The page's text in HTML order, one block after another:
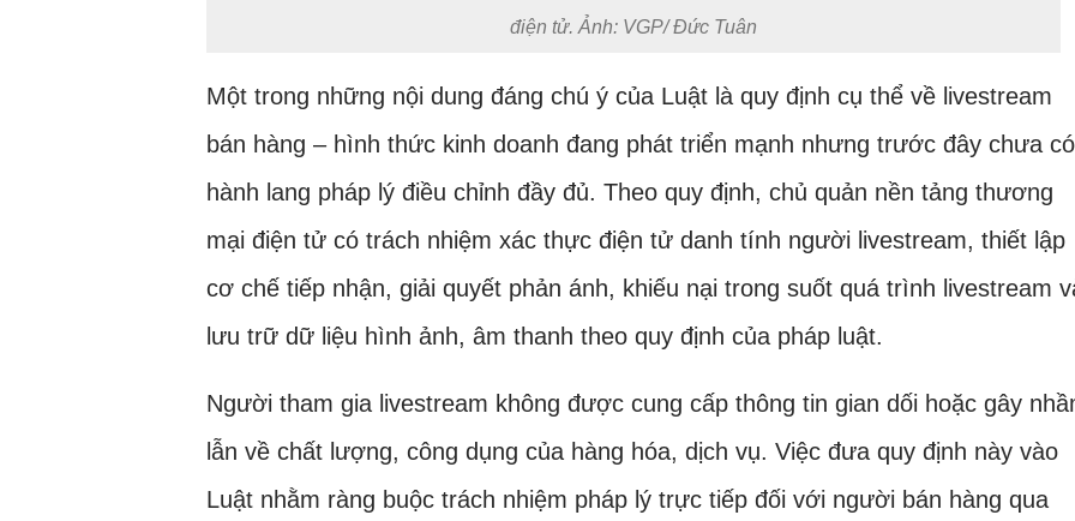
điện tử. Ảnh: VGP/ Đức Tuân
Một trong những nội dung đáng chú ý của Luật là quy định cụ thể về livestream
bán hàng – hình thức kinh doanh đang phát triển mạnh nhưng trước đây chưa có
hành lang pháp lý điều chỉnh đầy đủ. Theo quy định, chủ quản nền tảng thương
mại điện tử có trách nhiệm xác thực điện tử danh tính người livestream, thiết lập
cơ chế tiếp nhận, giải quyết phản ánh, khiếu nại trong suốt quá trình livestream
lưu trữ dữ liệu hình ảnh, âm thanh theo quy định của pháp luật.
Người tham gia livestream không được cung cấp thông tin gian dối hoặc gây
lẫn về chất lượng, công dụng của hàng hóa, dịch vụ. Việc đưa quy định này vào
Luật nhằm ràng buộc trách nhiệm pháp lý trực tiếp đối với người bán hàng qua